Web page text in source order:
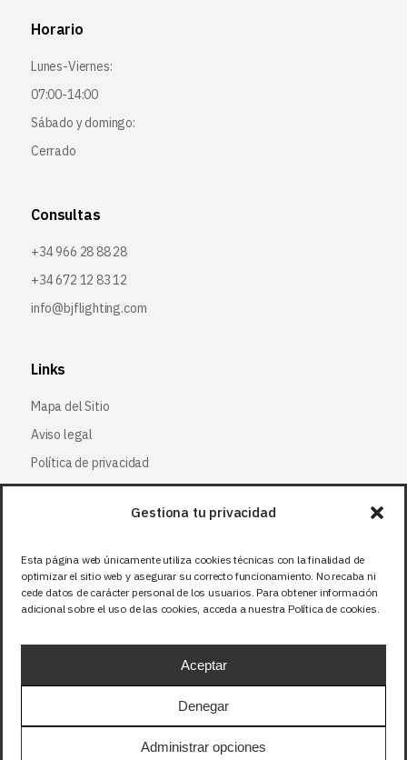
Gestiona tu privacidad
Esta página web únicamente utiliza cookies técnicas con la finalidad de
optimizar el sitio web y asegurar su correcto funcionamiento. No recaba ni
cede datos de carácter personal de los usuarios. Para obtener información
adicional sobre el uso de las cookies, acceda a nuestra Política de cookies.
Aceptar
Denegar
Administrar opciones
Horario
Lunes-Viernes:
07:00-14:00
Sábado y domingo:
Cerrado
Consultas
+34 966 28 88 28
+34 672 12 83 12
info@bjflighting.com
Links
Mapa del Sitio
Aviso legal
Política de privacidad
Política de cookies
Síguenos
Facebook
X (Twitter)
Instagram
Precios sin IVA (21%). Tasa RAEE incluida en